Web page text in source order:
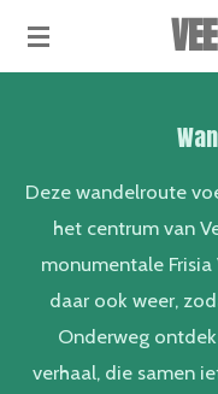
Ga
Deze wandelroute
het centrum van
monumentale
daar ook weer,
Onderweg
verhaal, die samen